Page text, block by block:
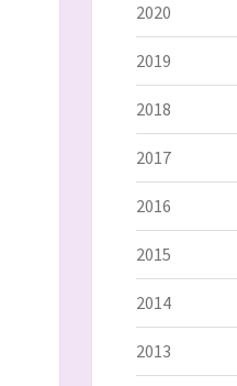
2020
2019
2018
2017
2016
2015
2014
2013